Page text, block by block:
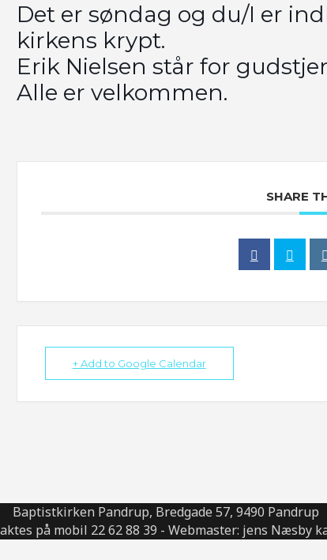
Det er søndag og du/I er
kirkens krypt.
Erik Nielsen står for
Alle er velkommen.
SHARE
+ Add to Google Calendar
Baptistkirken Pandrup, Bredgade 57, 9490 Pandrup
på mobil 22 62 88 39 - Webmaster: jens Næsby